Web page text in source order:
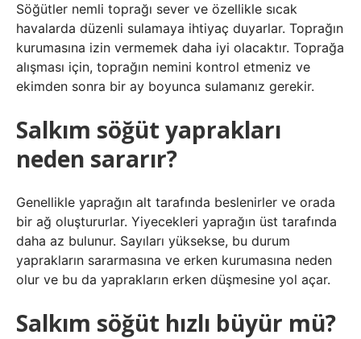
Söğütler nemli toprağı sever ve özellikle sıcak
havalarda düzenli sulamaya ihtiyaç duyarlar. Toprağın
kurumasına izin vermemek daha iyi olacaktır. Toprağa
alışması için, toprağın nemini kontrol etmeniz ve
ekimden sonra bir ay boyunca sulamanız gerekir.
Salkım söğüt yaprakları
neden sararır?
Genellikle yaprağın alt tarafında beslenirler ve orada
bir ağ oluştururlar. Yiyecekleri yaprağın üst tarafında
daha az bulunur. Sayıları yüksekse, bu durum
yaprakların sararmasına ve erken kurumasına neden
olur ve bu da yaprakların erken düşmesine yol açar.
Salkım söğüt hızlı büyür mü?